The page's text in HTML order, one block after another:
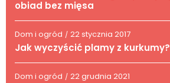
obiad bez mięsa
Dom i ogród / 22 stycznia 2017
Jak wyczyścić plamy z kurkumy?
Dom i ogród / 22 grudnia 2021